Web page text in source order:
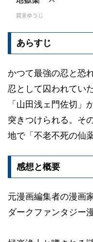
あらすじ
かつて最強の忍と恐
忍として囚われてい
「山田浅ェ門佐切」
突きつけられる。そ
地で「不老不死の仙
感想と概要
元漫画編集者の漫画
ダークファンタジー